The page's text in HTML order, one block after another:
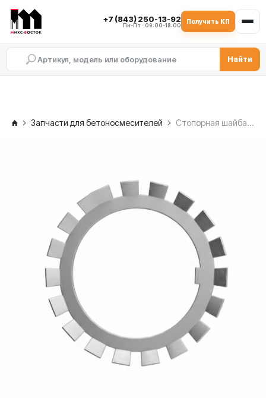
+7 (843) 250-13-92
Пн–Пт · 09:00–18:00
Получить КП
Найти
Запчасти для бетоносмесителей Стопорная шайба MB16 SICOMA MAO 1500/1000 — со свободной стороны, RS003